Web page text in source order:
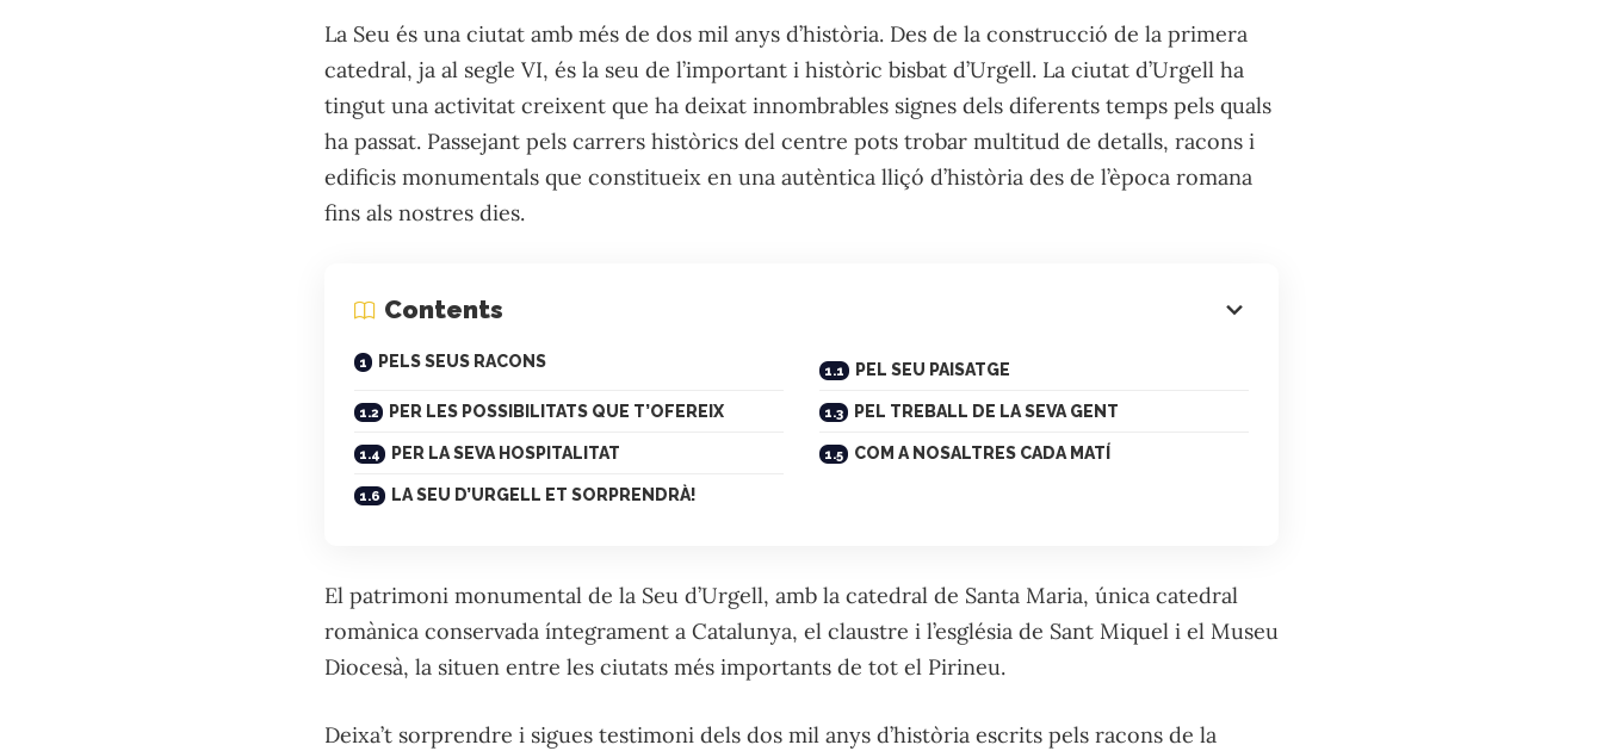
La Seu és una ciutat amb més de dos mil anys d’història. Des de la construcció de la primera
catedral, ja al segle VI, és la seu de l’important i històric bisbat d’Urgell. La ciutat d’Urgell ha
tingut una activitat creixent que ha deixat innombrables signes dels diferents temps pels quals
ha passat. Passejant pels carrers històrics del centre pots trobar multitud de detalls, racons i
edificis monumentals que constitueix en una autèntica lliçó d’història des de l’època romana
fins als nostres dies.
Contents
PELS SEUS RACONS PEL SEU PAISATGE
PER LES POSSIBILITATS QUE T’OFEREIX PEL TREBALL DE LA SEVA GENT
PER LA SEVA HOSPITALITAT COM A NOSALTRES CADA MATÍ
LA SEU D’URGELL ET SORPRENDRÀ!
El patrimoni monumental de la Seu d’Urgell, amb la catedral de Santa Maria, única catedral
romànica conservada íntegrament a Catalunya, el claustre i l’església de Sant Miquel i el Museu
Diocesà, la situen entre les ciutats més importants de tot el Pirineu.
Deixa’t sorprendre i sigues testimoni dels dos mil anys d’història escrits pels racons de la